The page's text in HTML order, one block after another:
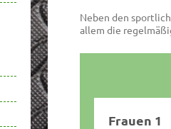
Neben den
allem die
Frauen 1